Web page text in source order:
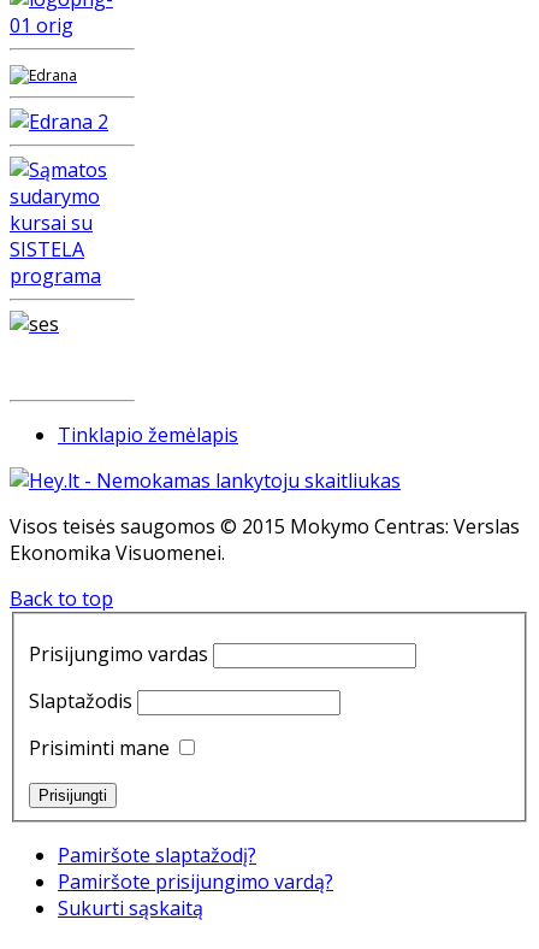
Tinklapio žemėlapis
Visos teisės saugomos © 2015 Mokymo Centras: Verslas
Ekonomika Visuomenei.
Back to top
Prisijungimo vardas
Slaptažodis
Prisiminti mane
Pamiršote slaptažodį?
Pamiršote prisijungimo vardą?
Sukurti sąskaitą